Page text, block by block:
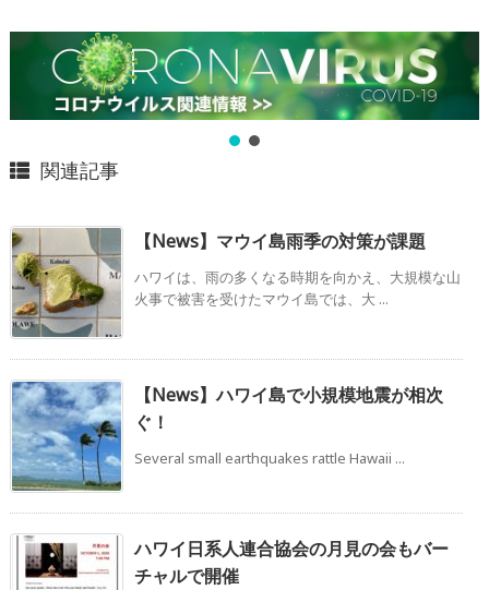
関連記事
【News】マウイ島雨季の対策が課題
ハワイは、雨の多くなる時期を向かえ、大規模な山
火事で被害を受けたマウイ島では、大 ...
【News】ハワイ島で小規模地震が相次
ぐ！
Several small earthquakes rattle Hawaii ...
ハワイ日系人連合協会の月見の会もバー
チャルで開催